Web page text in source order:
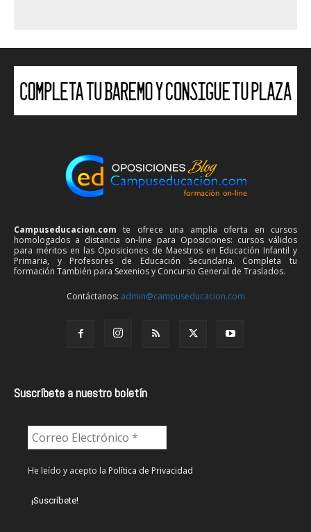
Campuseducacion.com te ofrece una amplia oferta en cursos
homologados a distancia on-line para Oposiciones: cursos válidos
para méritos en las Oposiciones de Maestros en Educación Infantil y
Primaria, y Profesores de Educación Secundaria. Completa tu
formación También para Sexenios y Concurso General de Traslados.
Contáctanos: admin@campuseducacion.com
Suscríbete a nuestro boletín
He leído y acepto la Política de Privacidad